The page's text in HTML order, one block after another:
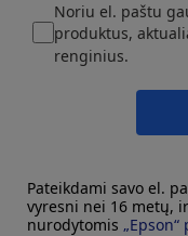
Noriu el. paštu
produktus,
renginius.
Pateikdami savo el.
vyresni nei 16 metų,
nurodytomis